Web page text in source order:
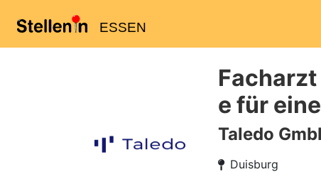
ESSEN
e für
Taledo
Duisburg